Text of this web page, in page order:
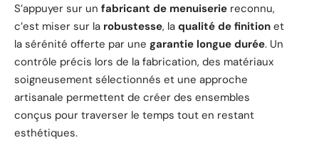
S’appuyer sur un fabricant de menuiserie reconnu,
c’est miser sur la robustesse, la qualité de finition et
la sérénité offerte par une garantie longue durée. Un
contrôle précis lors de la fabrication, des matériaux
soigneusement sélectionnés et une approche
artisanale permettent de créer des ensembles
conçus pour traverser le temps tout en restant
esthétiques.